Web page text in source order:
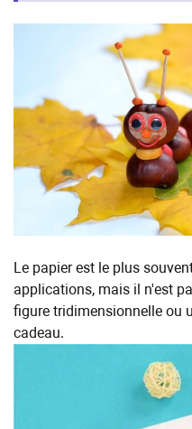
Le papier est le plus
applications, mais il n'est
figure tridimensionnelle ou
cadeau.